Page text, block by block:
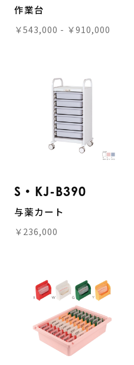
作業台
￥543,000 - ￥910,000
S・KJ-B390
与薬カート
￥236,000